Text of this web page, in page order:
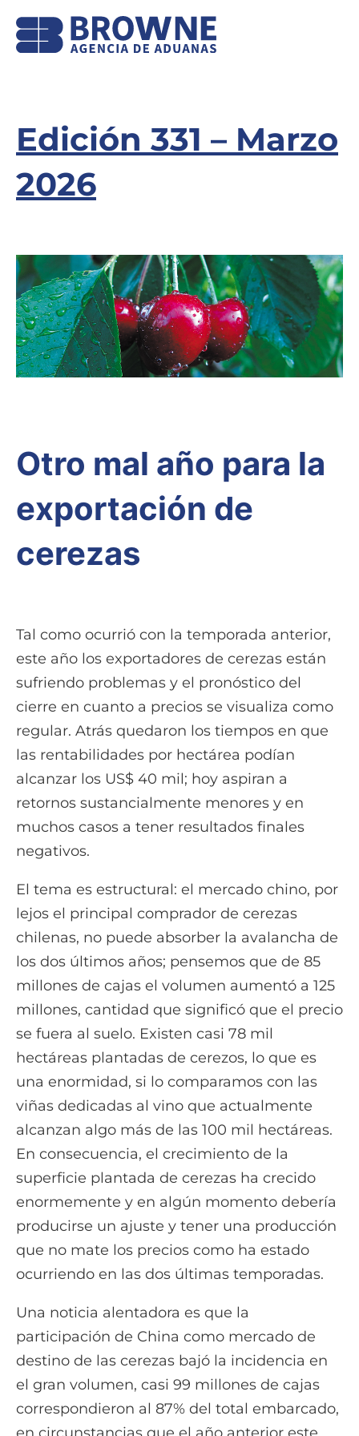
Edición 331 – Marzo
2026
Otro mal año para la
exportación de
cerezas
Tal como ocurrió con la temporada anterior,
este año los exportadores de cerezas están
sufriendo problemas y el pronóstico del
cierre en cuanto a precios se visualiza como
regular. Atrás quedaron los tiempos en que
las rentabilidades por hectárea podían
alcanzar los US$ 40 mil; hoy aspiran a
retornos sustancialmente menores y en
muchos casos a tener resultados finales
negativos.
El tema es estructural: el mercado chino, por
lejos el principal comprador de cerezas
chilenas, no puede absorber la avalancha de
los dos últimos años; pensemos que de 85
millones de cajas el volumen aumentó a 125
millones, cantidad que significó que el precio
se fuera al suelo. Existen casi 78 mil
hectáreas plantadas de cerezos, lo que es
una enormidad, si lo comparamos con las
viñas dedicadas al vino que actualmente
alcanzan algo más de las 100 mil hectáreas.
En consecuencia, el crecimiento de la
superficie plantada de cerezas ha crecido
enormemente y en algún momento debería
producirse un ajuste y tener una producción
que no mate los precios como ha estado
ocurriendo en las dos últimas temporadas.
Una noticia alentadora es que la
participación de China como mercado de
destino de las cerezas bajó la incidencia en
el gran volumen, casi 99 millones de cajas
correspondieron al 87% del total embarcado,